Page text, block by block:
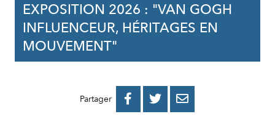
EXPOSITION 2026 : "VAN GOGH
INFLUENCEUR, HÉRITAGES EN
MOUVEMENT"
Partager 
PARTAGER
PARTAGER
PARTAGER